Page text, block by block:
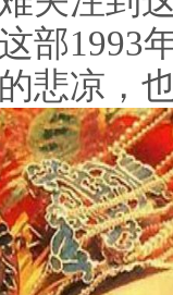
1993
悲凉，